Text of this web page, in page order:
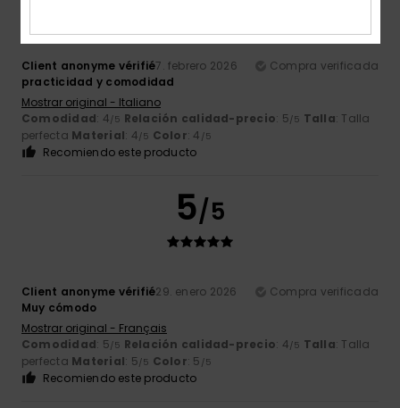
Client anonyme vérifié7. febrero 2026
Compra verificada
practicidad y comodidad
Mostrar original - Italiano
Comodidad: 4/5 Relación calidad-precio: 5/5 Talla: Talla
perfecta Material: 4/5 Color: 4 /5
Recomiendo este producto
5/5
Client anonyme vérifié29. enero 2026
Compra verificada
Muy cómodo
Mostrar original - Français
Comodidad: 5/5 Relación calidad-precio: 4/5 Talla: Talla
perfecta Material: 5/5 Color: 5 /5
Recomiendo este producto